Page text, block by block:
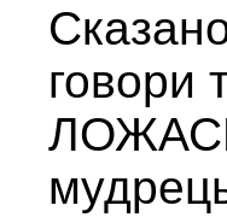
говори